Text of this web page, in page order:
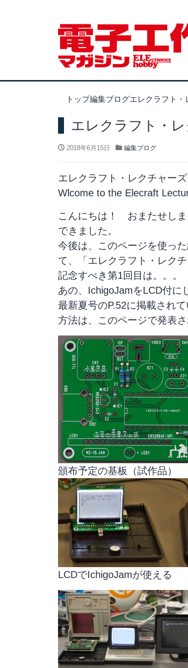
トップ編集ブログエレクラフト・
エレクラフト・
2018年6月15日 編集ブログ
エレクラフト・レクチャーズ
Wlcome to the Elecraft
こんにちは！ おまたせしま
できました。
今後は、このページを使っ
て、「エレクラフト・レクチ
記念すべき第1回目は。。。
あの、IchigoJamをLCD付に
最新夏号のP.52に掲載され
方法は、このページで発表
頒布予定の基板（試作品）
LCDでIchigoJamが使える